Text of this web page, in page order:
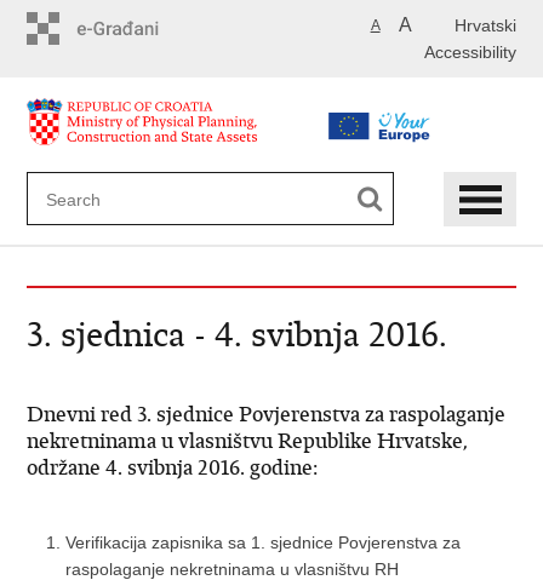
Hrvatski
A A
Accessibility
3. sjednica - 4. svibnja 2016.
Dnevni red 3. sjednice Povjerenstva za raspolaganje
nekretninama u vlasništvu Republike Hrvatske,
održane 4. svibnja 2016. godine:
Verifikacija zapisnika sa 1. sjednice Povjerenstva za
raspolaganje nekretninama u vlasništvu RH